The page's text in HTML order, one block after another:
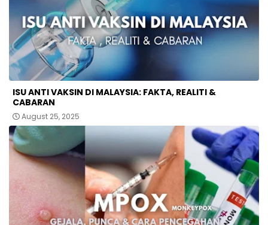
ISU ANTI VAKSIN DI MALAYSIA: FAKTA, REALITI &
CABARAN
August 25, 2025